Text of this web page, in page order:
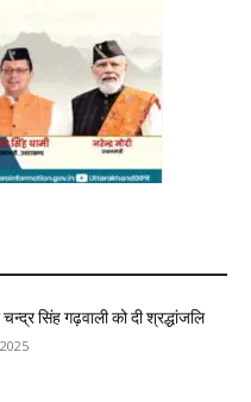
चन्द्र सिंह गढ़वाली को दी श्रद्धांजलि